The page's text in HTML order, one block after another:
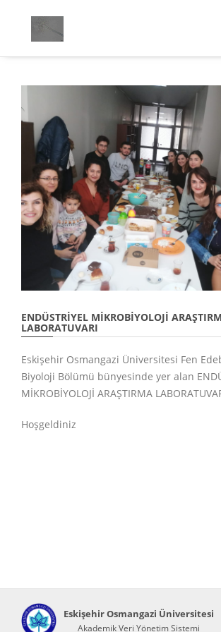
ENDÜSTRİYEL MİKROBİYOLOJİ
LABORATUVARI
Eskişehir Osmangazi Üniversitesi Fen
Biyoloji Bölümü bünyesinde yer alan
MİKROBİYOLOJİ ARAŞTIRMA
Hoşgeldiniz
Eskişehir Osmangazi Üniversitesi
Akademik Veri Yönetim Sistemi